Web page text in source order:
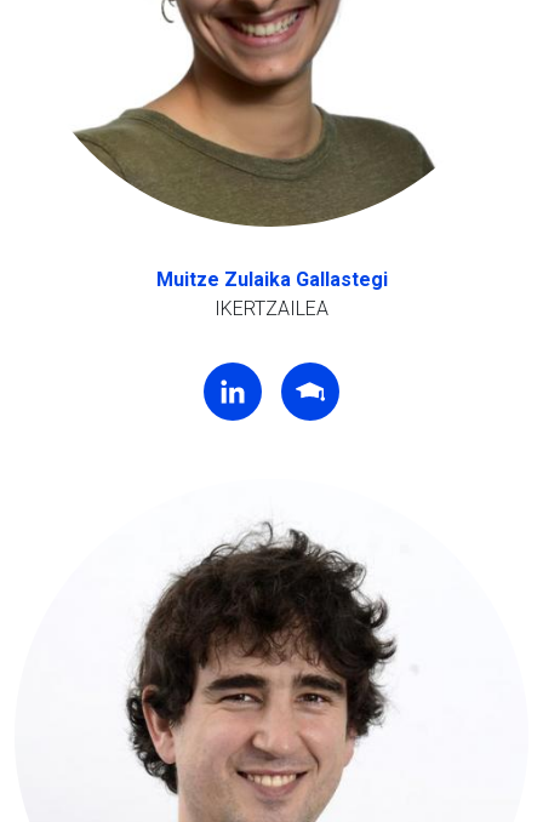
Muitze Zulaika Gallastegi
IKERTZAILEA